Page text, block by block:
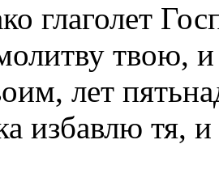
глаголет
твою, и
лет
избавлю тя,